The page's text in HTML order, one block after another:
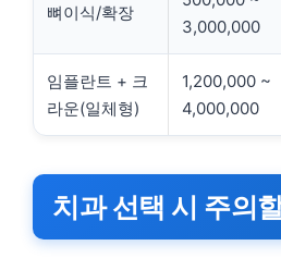
뼈이식/확장
3,000,000
임플란트 + 크
라운(일체형)
1,200,000 ~
4,000,000
치과 선택 시 주의